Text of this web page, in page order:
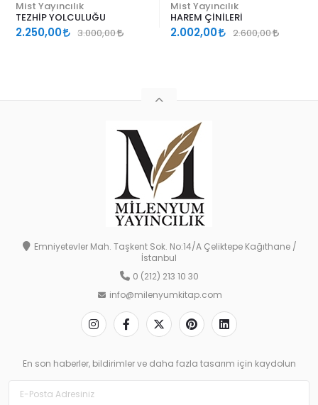
Mist Yayıncılık
TEZHİP YOLCULUĞU
2.250,00 3.000,00
Mist Yayıncılık
HAREM ÇİNİLERİ
2.002,00 2.600,00
Emniyetevler Mah. Taşkent Sok. No:14/A Çeliktepe Kağıthane /
İstanbul
0 (212) 213 10 30
info@milenyumkitap.com
En son haberler, bildirimler ve daha fazla tasarım için kaydolun